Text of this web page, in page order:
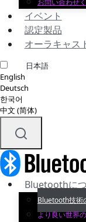
お問い合わせ
イベント
認定製品
オーラキャス
日本語
English
Deutsch
한국어
中文 (简体)
Bluetoothに
Bluetooth技術
より良い世界